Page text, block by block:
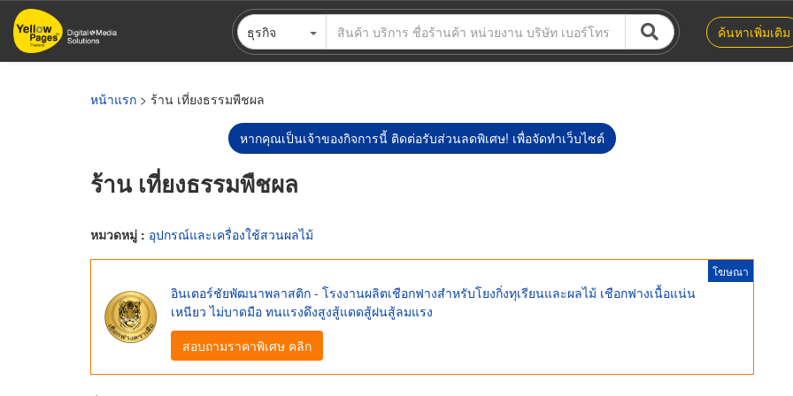
ข้าม
ไป
ธุรกิจ ค้นหาเพิ่มเติม
หน้าแรก > ร้าน เที่ยงธรรมพืชผล
หากคุณเป็นเจ้าของกิจการนี้ ติดต่อรับส่วนลดพิเศษ! เพื่อจัดทำเว็บไซต์
ร้าน เที่ยงธรรมพืชผล
หมวดหมู่ : อุปกรณ์และเครื่องใช้สวนผลไม้
โฆษณา
อินเตอร์ชัยพัฒนาพลาสติก - โรงงานผลิตเชือกฟางสำหรับโยงกิ่งทุเรียนและผลไม้ เชือกฟางเนื้อแน่น
เหนียว ไม่บาดมือ ทนแรงดึงสูงสู้แดดสู้ฝนสู้ลมแรง
สอบถามราคาพิเศษ คลิก